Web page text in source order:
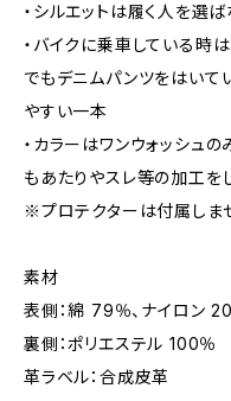
・シルエットは履く人を選
・バイクに乗車している時
でもデニムパンツをはいて
やすい一本
・カラーはワンウォッシュ
もあたりやスレ等の加工
※プロテクターは付属しま
素材
表側：綿 79％、ナイロン
裏側：ポリエステル 100％
革ラベル：合成皮革